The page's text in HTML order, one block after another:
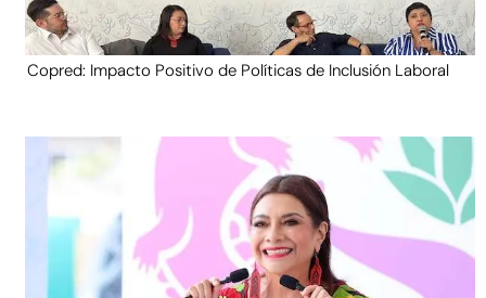
Copred: Impacto Positivo de Políticas de Inclusión Laboral